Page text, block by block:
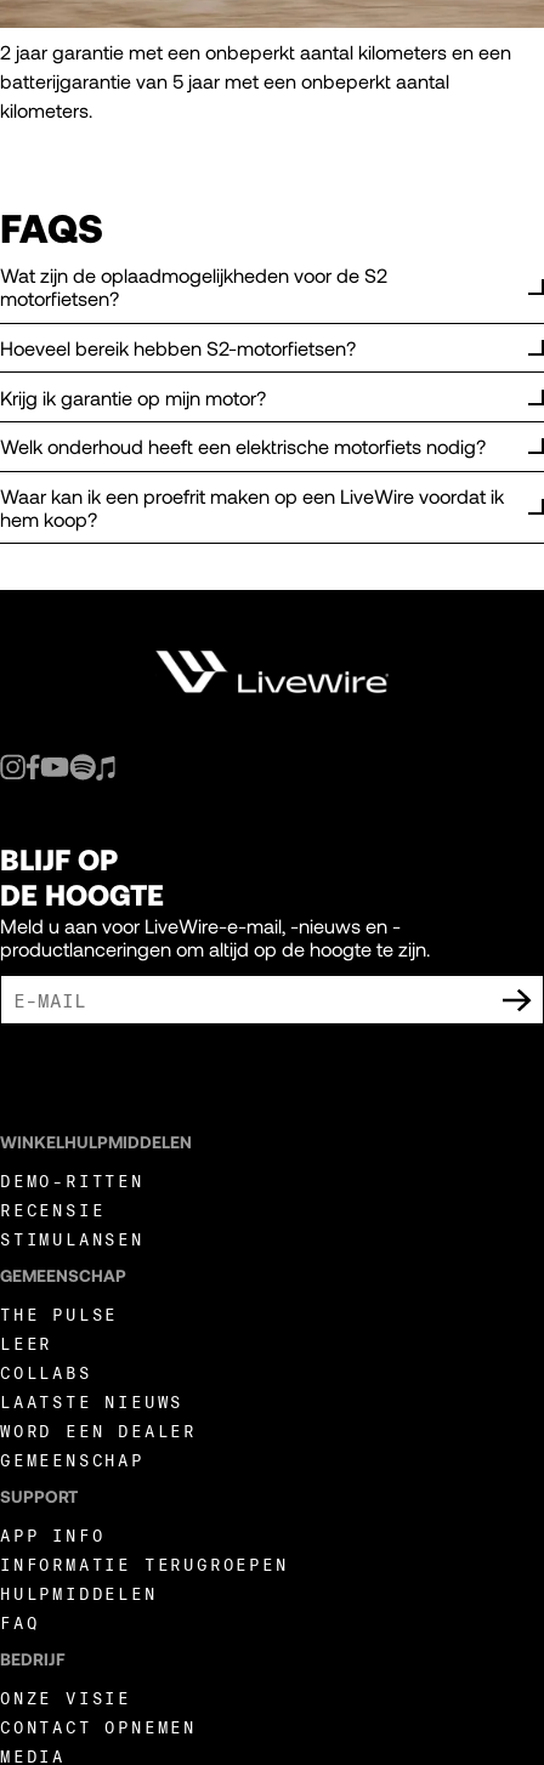
2 jaar garantie met een onbeperkt aantal kilometers en een
batterijgarantie van 5 jaar met een onbeperkt aantal
kilometers.
FAQS
Wat zijn de oplaadmogelijkheden voor de S2
motorfietsen?
Hoeveel bereik hebben S2-motorfietsen?
Krijg ik garantie op mijn motor?
Welk onderhoud heeft een elektrische motorfiets nodig?
Waar kan ik een proefrit maken op een LiveWire voordat ik
hem koop?
BLIJF OP
DE HOOGTE
Meld u aan voor LiveWire-e-mail, -nieuws en -
productlanceringen om altijd op de hoogte te zijn.
WINKELHULPMIDDELEN
DEMO-RITTEN
RECENSIE
STIMULANSEN
GEMEENSCHAP
THE PULSE
LEER
COLLABS
LAATSTE NIEUWS
WORD EEN DEALER
GEMEENSCHAP
SUPPORT
APP INFO
INFORMATIE TERUGROEPEN
HULPMIDDELEN
FAQ
BEDRIJF
ONZE VISIE
CONTACT OPNEMEN
MEDIA